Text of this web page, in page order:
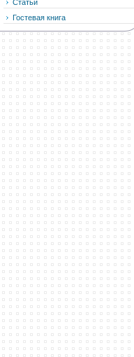
Статьи
Гостевая книга